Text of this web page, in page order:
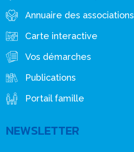
Annuaire des associations
Carte interactive
Vos démarches
Publications
Portail famille
NEWSLETTER